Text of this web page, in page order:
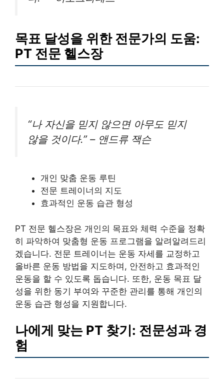
목표 달성을 위한 전문가의 도움:
PT 전문 헬스장
“나 자신을 믿지 않으면 아무도 믿지
않을 것이다.” – 앤드류 잭슨
개인 맞춤 운동 루틴
전문 트레이너의 지도
효과적인 운동 습관 형성
PT 전문 헬스장은 개인의 목표와 체력 수준을 정확
히 파악하여 맞춤형 운동 프로그램을 알려알려드리
겠습니다. 전문 트레이너는 운동 자세를 교정하고
올바른 운동 방법을 지도하며, 안전하고 효과적인
운동을 할 수 있도록 돕습니다. 또한, 운동 목표 달
성을 위한 동기 부여와 꾸준한 관리를 통해 개인의
운동 습관 형성을 지원합니다.
나에게 맞는 PT 찾기: 전문성과 경
험